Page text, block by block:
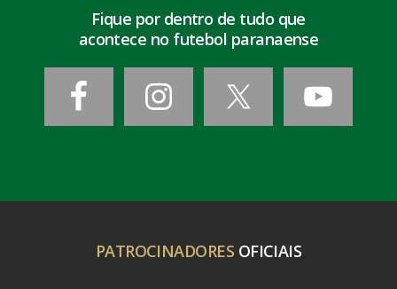
Fique por dentro de tudo que
acontece no futebol paranaense
PATROCINADORES OFICIAIS